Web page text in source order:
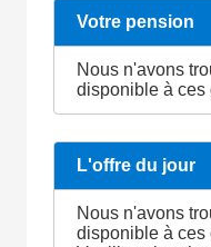
Votre pension
Nous n'avons
disponible à ces
L'offre du jour
Nous n'avons
disponible à ces